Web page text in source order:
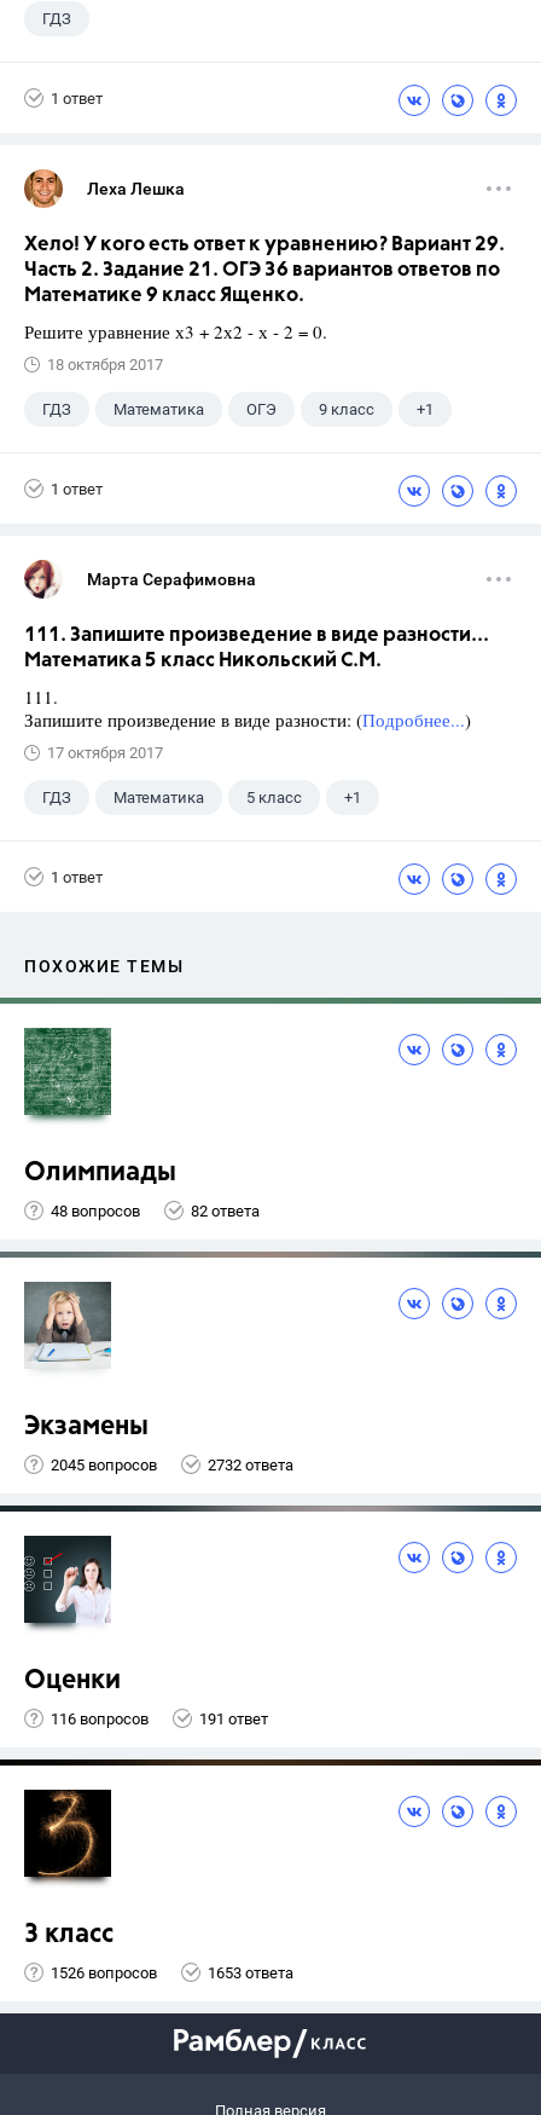
ГДЗ
1 ответ
Леха Лешка
Хело! У кого есть ответ к уравнению? Вариант 29.
Часть 2. Задание 21. ОГЭ 36 вариантов ответов по
Математике 9 класс Ященко.
Решите уравнение х3 + 2х2 - х - 2 = 0.
18 октября 2017
ГДЗ Математика ОГЭ 9 класс +1
1 ответ
Марта Серафимовна
111. Запишите произведение в виде разности...
Математика 5 класс Никольский С.М.
111.
Запишите произведение в виде разности: (Подробнее...)
17 октября 2017
ГДЗ Математика 5 класс +1
1 ответ
ПОХОЖИЕ ТЕМЫ
Олимпиады
48 вопросов 82 ответа
Экзамены
2045 вопросов 2732 ответа
Оценки
116 вопросов 191 ответ
3 класс
1526 вопросов 1653 ответа
Полная версия